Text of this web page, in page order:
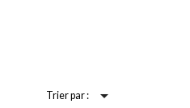
Trier par : 